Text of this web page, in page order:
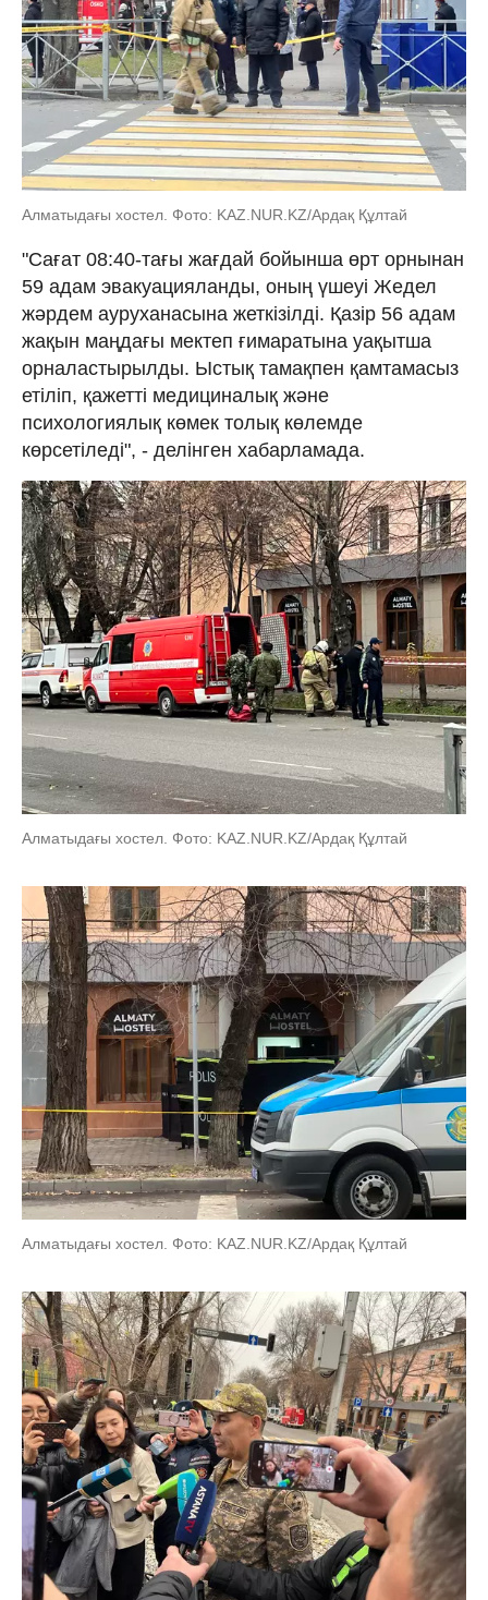
Алматыдағы хостел. Фото: KAZ.NUR.KZ/Ардақ Құлтай
"Сағат 08:40-тағы жағдай бойынша өрт орнынан
59 адам эвакуацияланды, оның үшеуі Жедел
жәрдем ауруханасына жеткізілді. Қазір 56 адам
жақын маңдағы мектеп ғимаратына уақытша
орналастырылды. Ыстық тамақпен қамтамасыз
етіліп, қажетті медициналық және
психологиялық көмек толық көлемде
көрсетіледі", - делінген хабарламада.
Алматыдағы хостел. Фото: KAZ.NUR.KZ/Ардақ Құлтай
Алматыдағы хостел. Фото: KAZ.NUR.KZ/Ардақ Құлтай